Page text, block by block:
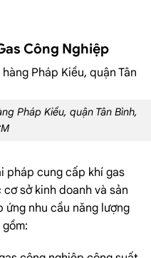
Công Nghiệp
Pháp Kiều, quận Tân Bình,
pháp cung cấp khí gas
sở kinh doanh và sản
ứng nhu cầu năng lượng